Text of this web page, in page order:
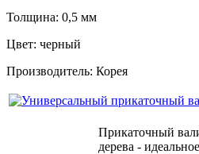
Толщина: 0,5 мм
Цвет: черный
Производитель: Корея
Прикаточный
дерева -